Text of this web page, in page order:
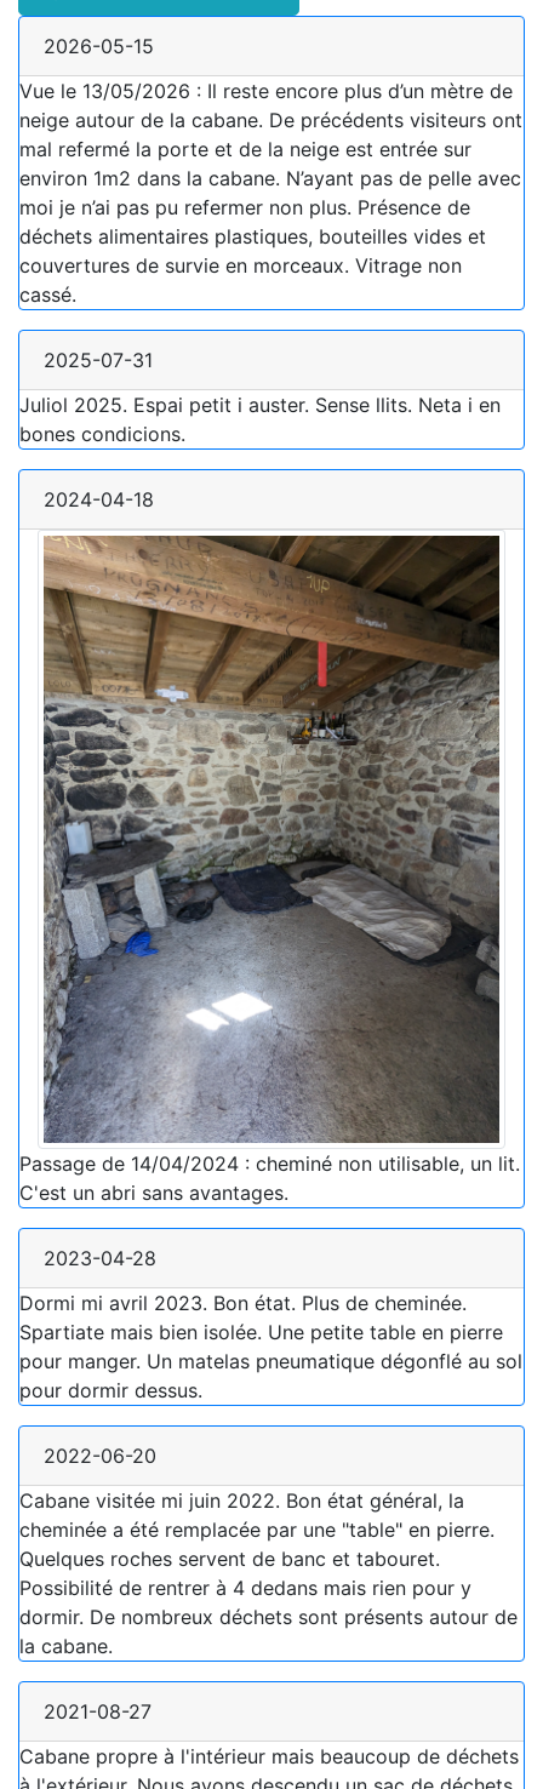
2026-05-15
Vue le 13/05/2026 : Il reste encore plus d’un mètre de
neige autour de la cabane. De précédents visiteurs ont
mal refermé la porte et de la neige est entrée sur
environ 1m2 dans la cabane. N’ayant pas de pelle avec
moi je n’ai pas pu refermer non plus. Présence de
déchets alimentaires plastiques, bouteilles vides et
couvertures de survie en morceaux. Vitrage non
cassé.
2025-07-31
Juliol 2025. Espai petit i auster. Sense llits. Neta i en
bones condicions.
2024-04-18
Passage de 14/04/2024 : cheminé non utilisable, un lit.
C'est un abri sans avantages.
2023-04-28
Dormi mi avril 2023. Bon état. Plus de cheminée.
Spartiate mais bien isolée. Une petite table en pierre
pour manger. Un matelas pneumatique dégonflé au sol
pour dormir dessus.
2022-06-20
Cabane visitée mi juin 2022. Bon état général, la
cheminée a été remplacée par une "table" en pierre.
Quelques roches servent de banc et tabouret.
Possibilité de rentrer à 4 dedans mais rien pour y
dormir. De nombreux déchets sont présents autour de
la cabane.
2021-08-27
Cabane propre à l'intérieur mais beaucoup de déchets